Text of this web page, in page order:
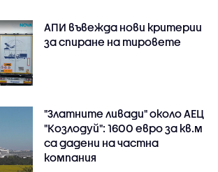
АПИ въвежда нови критерии
за спиране на тировете
"Златните ливади" около АЕЦ
"Козлодуй": 1600 евро за кв.м
са дадени на частна
компания